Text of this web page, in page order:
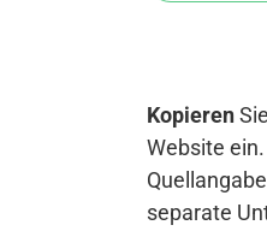
Kopieren
Website
separate